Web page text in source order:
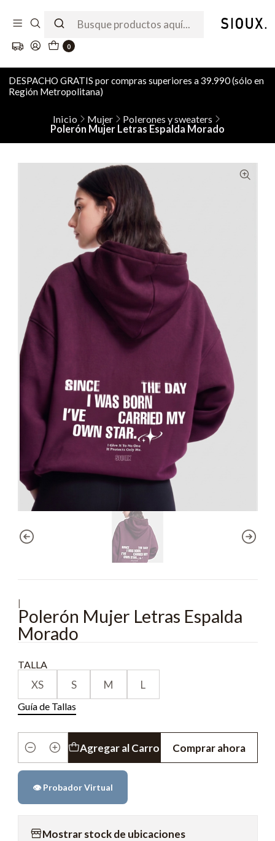
0
DESPACHO GRATIS por compras superiores a 39.990 (sólo en
Región Metropolitana)
Inicio Mujer
Polerones y sweaters
Polerón Mujer Letras Espalda Morado
|
Polerón Mujer Letras Espalda
Morado
TALLA
XS S M L
Guía de Tallas
Cantidad
Agregar al Carro Comprar ahora
👁️ Probador Virtual
Mostrar stock de ubicaciones